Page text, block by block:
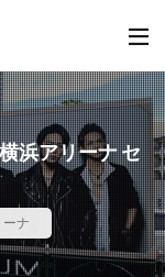
浜アリーナ セ
ナ